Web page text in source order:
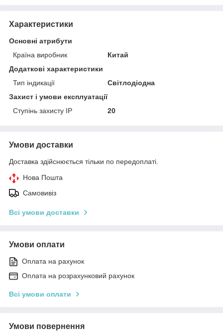
Характеристики
Основні атрибути
Країна виробник
Китай
Додаткові характеристики
Тип індикації
Світлодіодна
Захист і умови експлуатації
Ступінь захисту IP
20
Умови доставки
Доставка здійснюється тільки по передоплаті.
Нова Пошта
Самовивіз
Всі умови доставки
Умови оплати
Оплата на рахунок
Оплата на розрахунковий рахунок
Всі умови оплати
Умови повернення